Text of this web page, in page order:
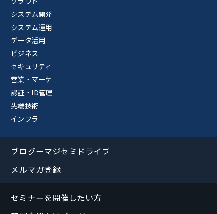
システム開発
システム運用
データ活用
ビジネス
セキュリティ
営業・マーケ
認証・ID管理
先端技術
インフラ
ブログーマジセミドライブ
メルマガ登録
セミナーを開催したい方